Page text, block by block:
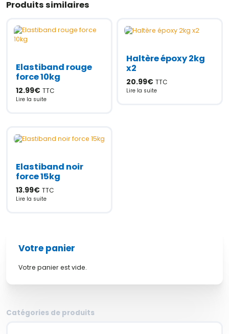
Votre panier
Votre panier est vide.
Catégories de produits
Produits similaires
Elastiband rouge
force 10kg
12.99€ TTC
Lire la suite
Haltère époxy 2kg
x2
20.99€ TTC
Lire la suite
Elastiband noir
force 15kg
13.99€ TTC
Lire la suite